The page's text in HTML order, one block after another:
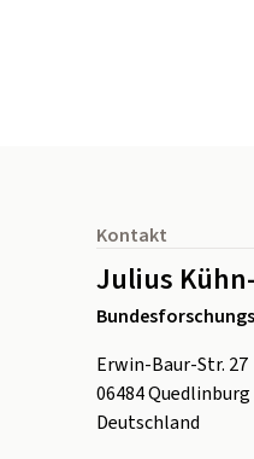
Kontakt
Julius
Erwin-Baur-Str. 27
06484Quedlinburg
Deutschland